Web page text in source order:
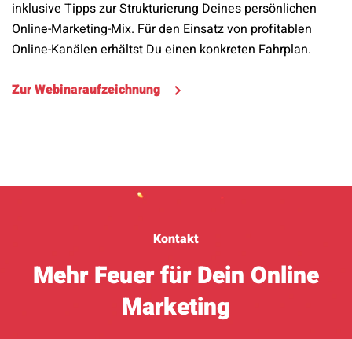
inklusive Tipps zur Strukturierung Deines persönlichen
Online-Marketing-Mix. Für den Einsatz von profitablen
Online-Kanälen erhältst Du einen konkreten Fahrplan.
Zur Webinaraufzeichnung
Kontakt
Mehr Feuer für Dein Online
Marketing